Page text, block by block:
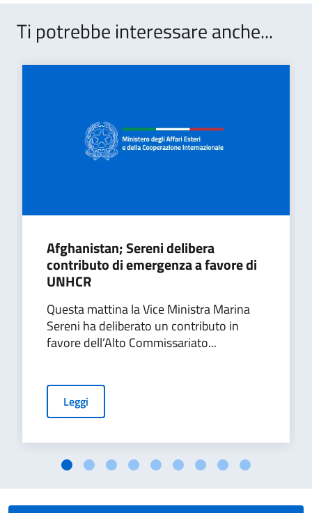
Ti potrebbe interessare anche...
Afghanistan; Sereni delibera
contributo di emergenza a favore di
UNHCR
Questa mattina la Vice Ministra Marina
Sereni ha deliberato un contributo in
favore dell’Alto Commissariato...
Leggi